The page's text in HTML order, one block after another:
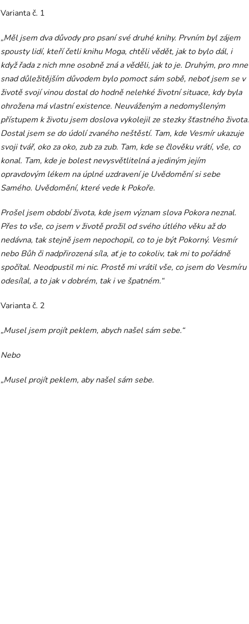
Varianta č. 1
„Měl jsem dva důvody pro psaní své druhé knihy. Prvním byl zájem
spousty lidí, kteří četli knihu Moga, chtěli vědět, jak to bylo dál, i
když řada z nich mne osobně zná a věděli, jak to je. Druhým, pro mne
snad důležitějším důvodem bylo pomoct sám sobě, neboť jsem se v
životě svojí vinou dostal do hodně nelehké životní situace, kdy byla
ohrožena má vlastní existence. Neuváženým a nedomyšleným
přístupem k životu jsem doslova vykolejil ze stezky šťastného života.
Dostal jsem se do údolí zvaného neštěstí. Tam, kde Vesmír ukazuje
svoji tvář, oko za oko, zub za zub. Tam, kde se člověku vrátí, vše, co
konal. Tam, kde je bolest nevysvětlitelná a jediným jejím
opravdovým lékem na úplné uzdravení je Uvědomění si sebe
Samého. Uvědomění, které vede k Pokoře.
Prošel jsem období života, kde jsem význam slova Pokora neznal.
Přes to vše, co jsem v životě prožil od svého útlého věku až do
nedávna, tak stejně jsem nepochopil, co to je být Pokorný. Vesmír
nebo Bůh či nadpřirozená síla, ať je to cokoliv, tak mi to pořádně
spočítal. Neodpustil mi nic. Prostě mi vrátil vše, co jsem do Vesmíru
odesílal, a to jak v dobrém, tak i ve špatném.“
Varianta č. 2
„Musel jsem projít peklem, abych našel sám sebe.“
Nebo
„Musel projít peklem, aby našel sám sebe.